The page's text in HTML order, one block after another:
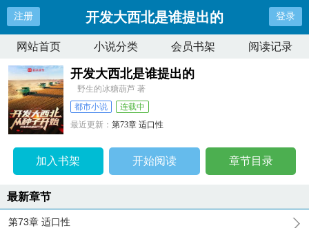
注册 开发大西北是谁提出的 登录
网站首页 小说分类 会员书架 阅读记录
开发大西北是谁提出的
野生的冰糖葫芦 著
都市小说
连载中
最近更新：第73章 适口性
加入书架 开始阅读 章节目录
最新章节
第73章 适口性